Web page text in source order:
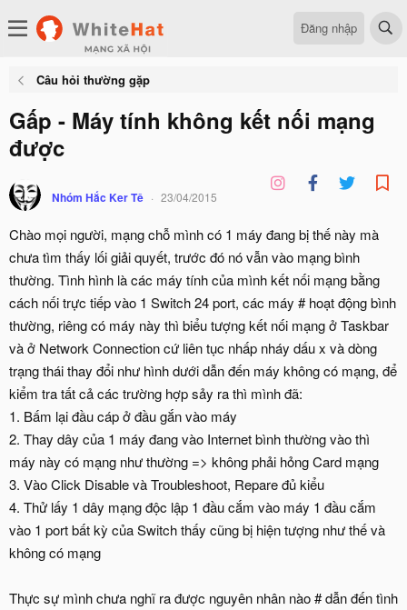
Đăng nhập
Câu hỏi thường gặp
Gấp - Máy tính không kết nối mạng
được
Nhóm Hắc Ker Tê 23/04/2015
Chào mọi người, mạng chỗ mình có 1 máy đang bị thế này mà
chưa tìm thấy lối giải quyết, trước đó nó vẫn vào mạng bình
thường. Tình hình là các máy tính của mình kết nối mạng bằng
cách nối trực tiếp vào 1 Switch 24 port, các máy # hoạt động bình
thường, riêng có máy này thì biểu tượng kết nối mạng ở Taskbar
và ở Network Connection cứ liên tục nhấp nháy dấu x và dòng
trạng thái thay đổi như hình dưới dẫn đến máy không có mạng, để
kiểm tra tất cả các trường hợp sảy ra thì mình đã:
1. Bấm lại đầu cáp ở đầu gắn vào máy
2. Thay dây của 1 máy đang vào Internet bình thường vào thì
máy này có mạng như thường => không phải hỏng Card mạng
3. Vào Click Disable và Troubleshoot, Repare đủ kiểu
4. Thử lấy 1 dây mạng độc lập 1 đầu cắm vào máy 1 đầu cắm
vào 1 port bất kỳ của Switch thấy cũng bị hiện tượng như thế và
không có mạng
Thực sự mình chưa nghĩ ra được nguyên nhân nào # dẫn đến tình